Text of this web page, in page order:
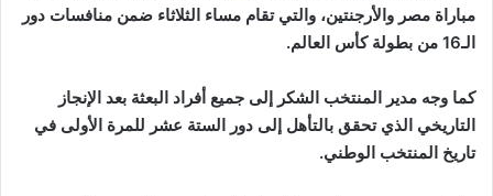
مباراة مصر والأرجنتين، والتي تقام مساء الثلاثاء ضمن منافسات دور
الـ16 من بطولة كأس العالم.
كما وجه مدير المنتخب الشكر إلى جميع أفراد البعثة بعد الإنجاز
التاريخي الذي تحقق بالتأهل إلى دور الستة عشر للمرة الأولى في
تاريخ المنتخب الوطني.